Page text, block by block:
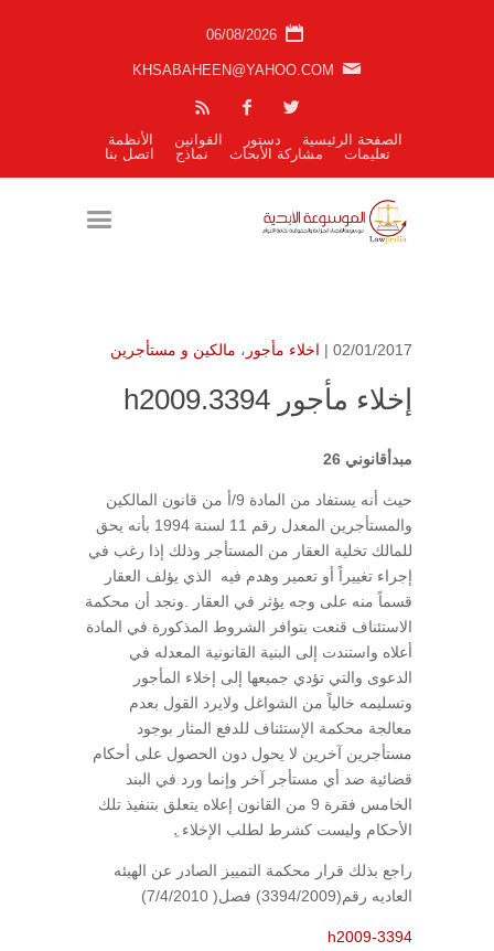
06/08/2026
KHSABAHEEN@YAHOO.COM
الصفحة الرئيسية دستور القوانين
الأنظمة
تعليمات
مشاركة الأبحاث نماذج اتصل بنا
02/01/2017 | اخلاء مأجور ، مالكين و مستأجرين
إخلاء مأجور h2009.3394
مبدأقانوني 26
حيث أنه يستفاد من المادة 9/أ من قانون المالكين
والمستأجرين المعدل رقم 11 لسنة 1994 بأنه يحق
للمالك تخلية العقار من المستأجر وذلك إذا رغب في
إجراء تغييراً أو تعمير وهدم فيه الذي يؤلف العقار
قسماً منه على وجه يؤثر في العقار .ونجد أن محكمة
الاستئناف قنعت بتوافر الشروط المذكورة في المادة
أعلاه واستندت إلى البنية القانونية المعدله في
الدعوى والتي تؤدي جميعها إلى إخلاء المأجور
وتسليمه خالياً من الشواغل ولايرد القول بعدم
معالجة محكمة الإستئناف للدفع المثار بوجود
مستأجرين آخرين لا يحول دون الحصول على أحكام
قضائية ضد أي مستأجر آخر وإنما ورد في البند
الخامس فقرة 9 من القانون إعلاه يتعلق بتنفيذ تلك
الأحكام وليست كشرط لطلب الإخلاء .ِ
راجع بذلك قرار محكمة التمييز الصادر عن الهيئه
العاديه رقم(3394/2009) فصل( 7/4/2010)
h2009-3394